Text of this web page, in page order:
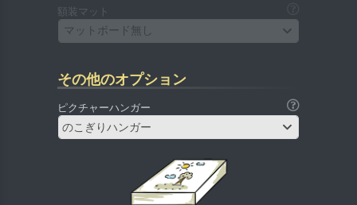
額装マット
マットボード無し
その他のオプション
ピクチャーハンガー
のこぎりハンガー